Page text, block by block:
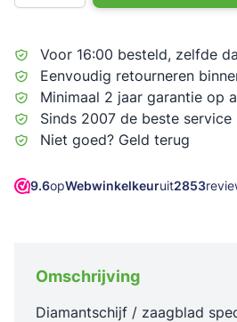
Voor 16:00 besteld, zelfde
Eenvoudig retourneren
Minimaal 2 jaar garantie op
Sinds 2007 de beste service
Niet goed? Geld terug
9.6opWebwinkelkeuruit2853
Omschrijving
Diamantschijf / zaagblad